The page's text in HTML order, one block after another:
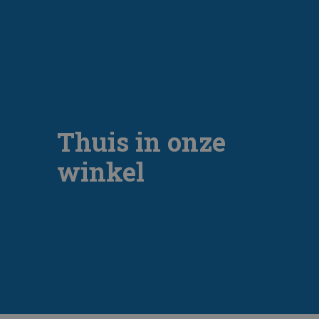
Thuis in onze
winkel